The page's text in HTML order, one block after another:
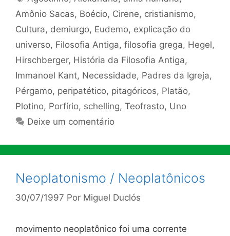
Amônio Sacas, Boécio, Cirene, cristianismo,
Cultura, demiurgo, Eudemo, explicação do
universo, Filosofia Antiga, filosofia grega, Hegel,
Hirschberger, História da Filosofia Antiga,
Immanoel Kant, Necessidade, Padres da Igreja,
Pérgamo, peripatético, pitagóricos, Platão,
Plotino, Porfírio, schelling, Teofrasto, Uno
Deixe um comentário
Neoplatonismo / Neoplatônicos
30/07/1997 Por Miguel Duclós
movimento neoplatônico foi uma corrente